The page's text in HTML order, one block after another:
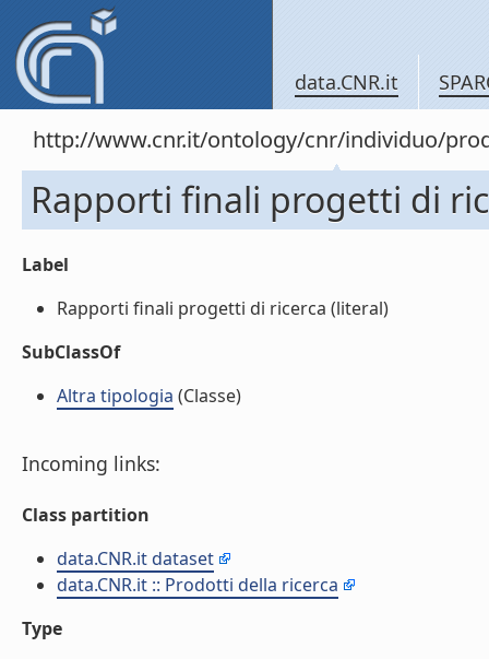
data.CNR.it
http://www.cnr.it/ontology/cnr/individuo/
Rapporti finali progetti di
Label
Rapporti finali progetti di ricerca (literal)
SubClassOf
Altra tipologia (Classe)
Incoming links:
Class partition
data.CNR.it dataset
data.CNR.it :: Prodotti della ricerca
Type